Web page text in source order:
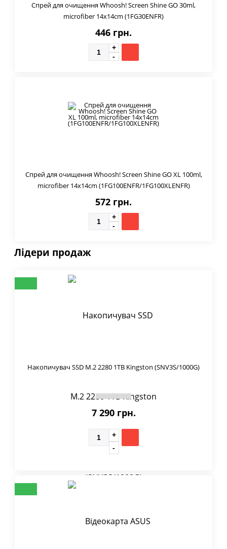
Спрей для очищення Whoosh! Screen Shine GO 30ml,
microfiber 14x14cm (1FG30ENFR)
446 грн.
Спрей для очищення Whoosh! Screen Shine GO XL 100ml,
microfiber 14x14cm (1FG100ENFR/1FG100XLENFR)
572 грн.
Лідери продаж
Накопичувач SSD M.2 2280 1TB Kingston (SNV3S/1000G)
7 290 грн.